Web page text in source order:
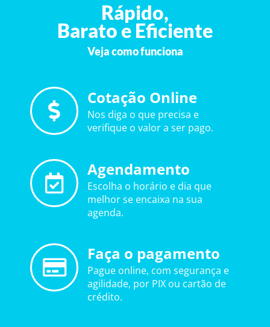
Rápido,
Barato e Eficiente
Veja como funciona
Cotação Online
Nos diga o que precisa e
verifique o valor a ser pago.
Agendamento
Escolha o horário e dia que
melhor se encaixa na sua
agenda.
Faça o pagamento
Pague online, com segurança e
agilidade, por PIX ou cartão de
crédito.